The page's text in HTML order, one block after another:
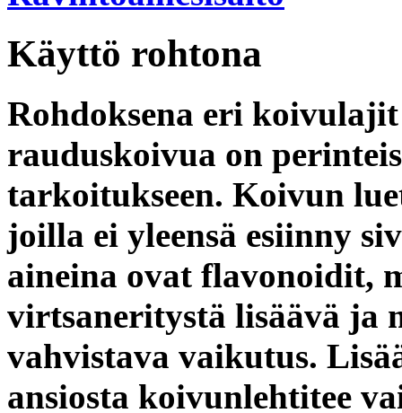
Käyttö rohtona
Rohdoksena eri koivulajit
rauduskoivua on
tarkoitukseen. Koivun
joilla ei yleensä esiinny
aineina ovat flavonoidit,
virtsaneritystä lisäävä ja
vahvistava vaikutus.
ansiosta koivunlehtitee